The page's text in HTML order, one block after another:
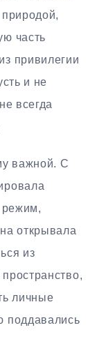
часть
привилегии
и не
всегда
важной. С
режим,
открывала
из
личные
поддавались